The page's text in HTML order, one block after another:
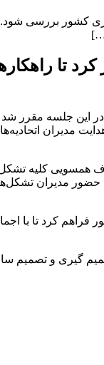
کشور بررسی شود.
تا
این جلسه مقرر شد
مدیران
با هدف همسویی
حضور مدیران
کرد تا با
گیری و تصمیم